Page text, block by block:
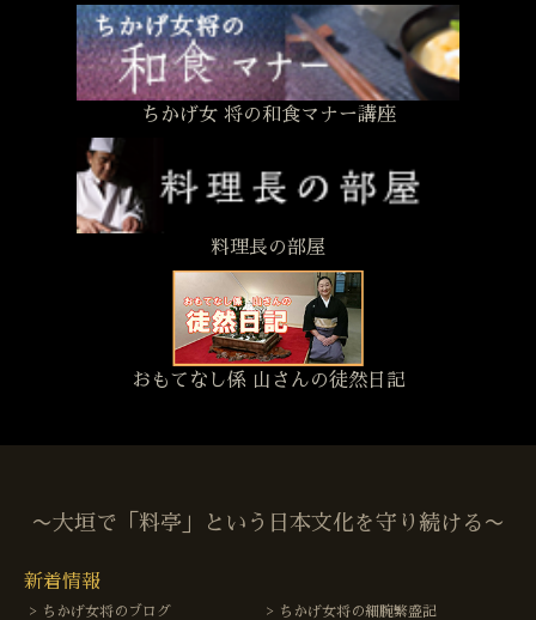
ちかげ女 将の和食マナー講座
料理長の部屋
おもてなし係 山さんの徒然日記
〜大垣で「料亭」という日本文化を守り続ける〜
新着情報
ちかげ女将のブログ
ちかげ女将の細腕繁盛記